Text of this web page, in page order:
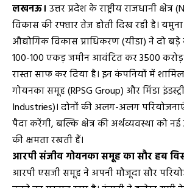
लखनऊ। उत्तर प्रदेश के राष्ट्रीय राजधानी
विकास की रफ्तार तेज होती दिख रही है।
औद्योगिक विकास प्राधिकरण (यीडा) ने दो
100-100 एकड़ जमीन आवंटित कर 3500
रास्ता साफ कर दिया है। इन कंपनियों में
गोयनका समूह (RPSG Group) और मिंडा
Industries)। दोनों की अलग-अलग
पैदा करेंगी, बल्कि क्षेत्र की अर्थव्यवस्था को
की क्षमता रखती हैं।
आरपी संजीव गोयनका समूह का सौर हब
आरपी एसजी समूह ने अपनी मौजूदा सौर